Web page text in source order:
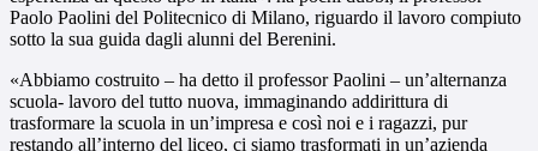
Paolo Paolini del Politecnico di Milano, riguardo il lavoro compiuto
sotto la sua guida dagli alunni del Berenini.
«Abbiamo costruito – ha detto il professor Paolini – un’alternanza
scuola- lavoro del tutto nuova, immaginando addirittura di
trasformare la scuola in un’impresa e così noi e i ragazzi, pur
restando all’interno del liceo, ci siamo trasformati in un’azienda